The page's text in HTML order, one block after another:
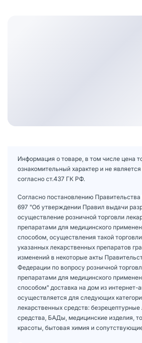
Информация о товаре, в том числе цена
ознакомительный характер и не
согласно ст.437 ГК РФ.
Согласно постановлению
697 "Об утверждении Правил выдачи
осуществление розничной торговли
препаратами для медицинского
способом, осуществления такой
указанных лекарственных препаратов
изменений в некоторые акты
Федерации по вопросу розничной
препаратами для медицинского
способом" доставка на дом из интернет-
осуществляется для следующих
лекарственных средств:
средства, БАДы, медицинские изделия,
красоты, бытовая химия и